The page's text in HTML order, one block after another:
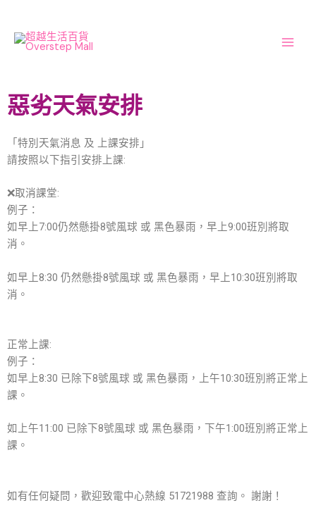
content
惡劣天氣安排
「特別天氣消息 及 上課安排」
請按照以下指引安排上課:
❌取消課堂:
例子：
如早上7:00仍然懸掛8號風球 或 黑色暴雨，早上9:00班別將取
消。
如早上8:30 仍然懸掛8號風球 或 黑色暴雨，早上10:30班別將取
消。
正常上課:
例子：
如早上8:30 已除下8號風球 或 黑色暴雨，上午10:30班別將正常上
課。
如上午11:00 已除下8號風球 或 黑色暴雨，下午1:00班別將正常上
課。
如有任何疑問，歡迎致電中心熱線 51721988 查詢。 謝謝！